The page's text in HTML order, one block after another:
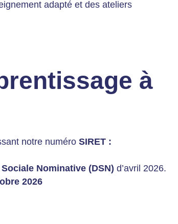
adapté et des ateliers
à
notre numéro SIRET :
Nominative (DSN) d’avril 2026.
2026